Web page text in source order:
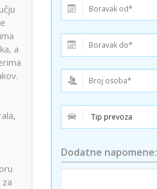
Solun polazak iz Niša
Temišvar polazak iz Niša
a
Dodatne napomene: